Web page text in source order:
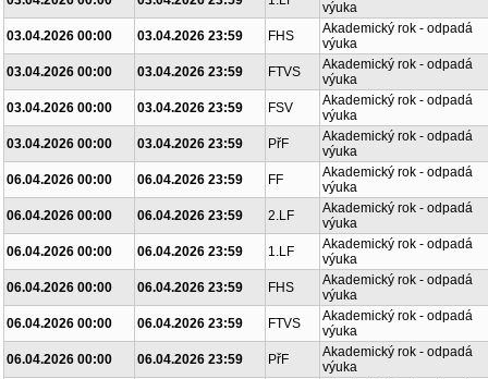
výuka
03.04.2026 00:00
03.04.2026 23:59 FHS
Akademický rok - odpadá
výuka
03.04.2026 00:00
03.04.2026 23:59 FTVS
Akademický rok - odpadá
výuka
03.04.2026 00:00
03.04.2026 23:59 FSV
Akademický rok - odpadá
výuka
03.04.2026 00:00
03.04.2026 23:59 PřF
Akademický rok - odpadá
výuka
06.04.2026 00:00
06.04.2026 23:59 FF
Akademický rok - odpadá
výuka
06.04.2026 00:00
06.04.2026 23:59 2.LF
Akademický rok - odpadá
výuka
06.04.2026 00:00
06.04.2026 23:59 1.LF
Akademický rok - odpadá
výuka
06.04.2026 00:00
06.04.2026 23:59 FHS
Akademický rok - odpadá
výuka
06.04.2026 00:00
06.04.2026 23:59 FTVS
Akademický rok - odpadá
výuka
06.04.2026 00:00
06.04.2026 23:59 PřF
Akademický rok - odpadá
výuka